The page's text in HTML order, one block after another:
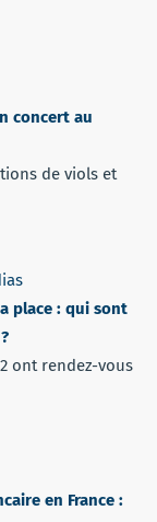
concert au
de viols et
place : qui sont
ont rendez-vous
en France :